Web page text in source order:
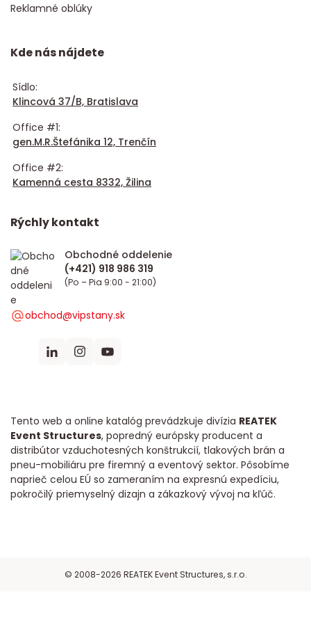
Reklamné oblúky
Kde nás nájdete
Sídlo:
Klincová 37/B, Bratislava
Office #1:
gen.M.R.Štefánika 12, Trenčín
Office #2:
Kamenná cesta 8332, Žilina
Tento web a online katalóg prevádzkuje divízia REATEK
Event Structures, popredný európsky producent a
distribútor vzduchotesných konštrukcií, tlakových brán a
pneu-mobiliáru pre firemný a eventový sektor. Pôsobíme
naprieč celou EÚ so zameraním na expresnú expedíciu,
pokročilý priemyselný dizajn a zákazkový vývoj na kľúč.
Rýchly kontakt
Obchodné oddelenie
(Po – Pia 9:00 - 21:00)
obchod@vipstany.sk
© 2008-2026 REATEK Event Structures, s.r.o.